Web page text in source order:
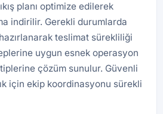
planı optimize edilerek
indirilir. Gerekli durumlarda
teslimat sürekliliği
uygun esnek operasyon
çözüm sunulur. Güvenli
için ekip koordinasyonu sürekli